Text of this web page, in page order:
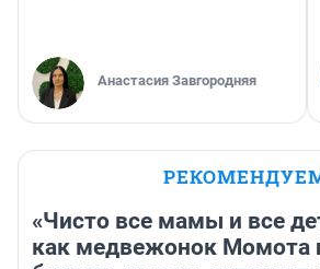
Анастасия Завгородняя
«Чисто все мамы и все
как медвежонок Момота